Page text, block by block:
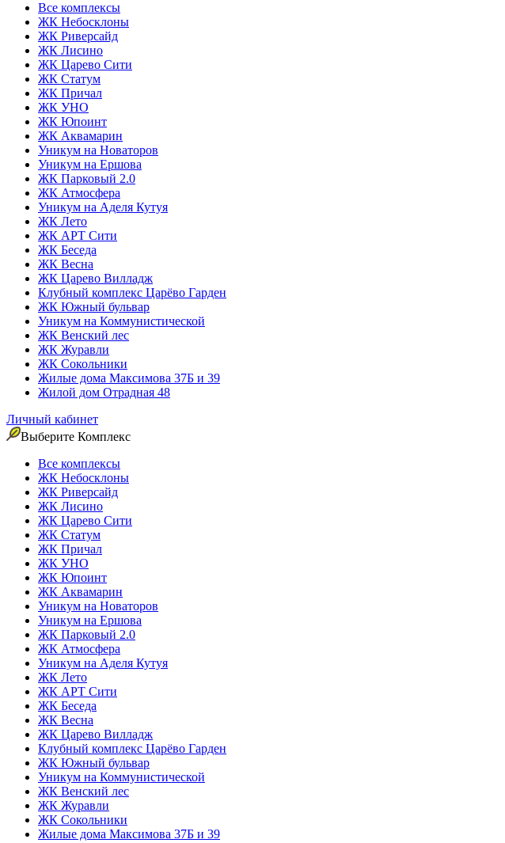
Все комплексы
ЖК Небосклоны
ЖК Риверсайд
ЖК Лисино
ЖК Царево Сити
ЖК Статум
ЖК Причал
ЖК УНО
ЖК Юпоинт
ЖК Аквамарин
Уникум на Новаторов
Уникум на Ершова
ЖК Парковый 2.0
ЖК Атмосфера
Уникум на Аделя Кутуя
ЖК Лето
ЖК АРТ Сити
ЖК Беседа
ЖК Весна
ЖК Царево Вилладж
Клубный комплекс Царёво Гарден
ЖК Южный бульвар
Уникум на Коммунистической
ЖК Венский лес
ЖК Журавли
ЖК Сокольники
Жилые дома Максимова 37Б и 39
Жилой дом Отрадная 48
Личный кабинет
Выберите Комплекс
Все комплексы
ЖК Небосклоны
ЖК Риверсайд
ЖК Лисино
ЖК Царево Сити
ЖК Статум
ЖК Причал
ЖК УНО
ЖК Юпоинт
ЖК Аквамарин
Уникум на Новаторов
Уникум на Ершова
ЖК Парковый 2.0
ЖК Атмосфера
Уникум на Аделя Кутуя
ЖК Лето
ЖК АРТ Сити
ЖК Беседа
ЖК Весна
ЖК Царево Вилладж
Клубный комплекс Царёво Гарден
ЖК Южный бульвар
Уникум на Коммунистической
ЖК Венский лес
ЖК Журавли
ЖК Сокольники
Жилые дома Максимова 37Б и 39